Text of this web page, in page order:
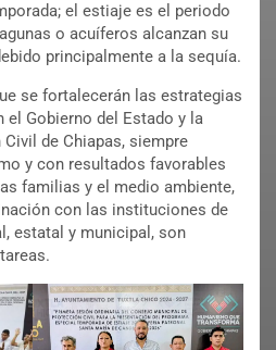
el estiaje es el periodo
o acuíferos alcanzan su
principalmente a la sequía.
se fortalecerán las estrategias
el Gobierno del Estado y la
de Chiapas, siempre
y con resultados favorables
familias y el medio ambiente,
con las instituciones de
estatal y municipal, son